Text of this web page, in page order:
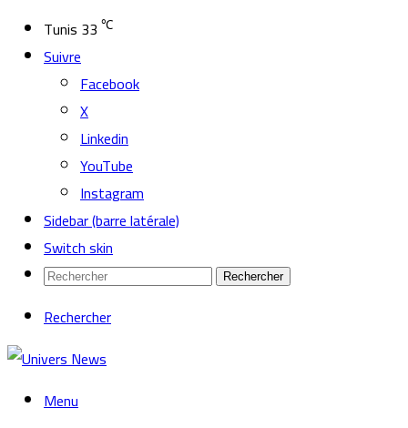
Tunis 33 ℃
Suivre
Facebook
X
Linkedin
YouTube
Instagram
Sidebar (barre latérale)
Switch skin
Rechercher
Rechercher
Menu